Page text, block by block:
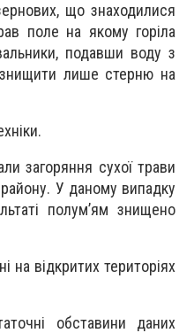
що знаходилися
поле на якому горіла
подавши воду з
знищити лише стерню на
загоряння сухої трави
У даному випадку
полум’ям знищено
на відкритих територіях
обставини даних